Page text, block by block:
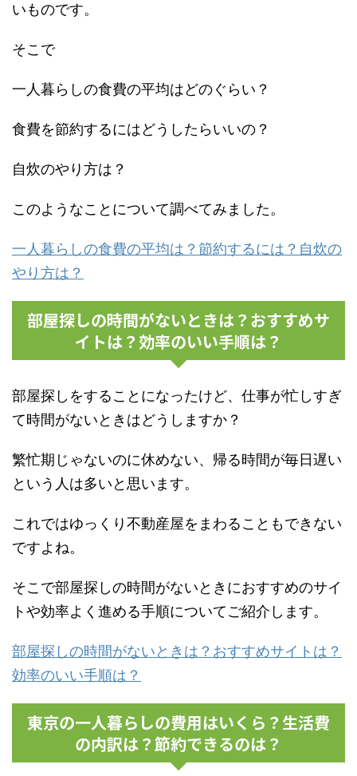
いものです。
そこで
一人暮らしの食費の平均はどのぐらい？
食費を節約するにはどうしたらいいの？
自炊のやり方は？
このようなことについて調べてみました。
一人暮らしの食費の平均は？節約するには？自炊の
やり方は？
部屋探しの時間がないときは？おすすめサ
イトは？効率のいい手順は？
部屋探しをすることになったけど、仕事が忙しすぎ
て時間がないときはどうしますか？
繁忙期じゃないのに休めない、帰る時間が毎日遅い
という人は多いと思います。
これではゆっくり不動産屋をまわることもできない
ですよね。
そこで部屋探しの時間がないときにおすすめのサイ
トや効率よく進める手順についてご紹介します。
部屋探しの時間がないときは？おすすめサイトは？
効率のいい手順は？
東京の一人暮らしの費用はいくら？生活費
の内訳は？節約できるのは？